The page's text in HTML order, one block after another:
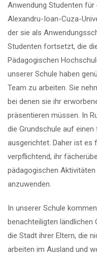
Anwendung Studenten
Alexandru-Ioan-Cuza-
der sie als
Studenten fortsetzt, die
Pädagogischen
unserer Schule haben
Team zu arbeiten. Sie
bei denen sie ihr
präsentieren müssen. In
die Grundschule auf
ausgerichtet. Daher ist es
verpflichtend, ihr
pädagogischen
anzuwenden.
In unserer Schule
benachteiligten ländlichen
die Stadt ihrer Eltern, die
arbeiten im Ausland und